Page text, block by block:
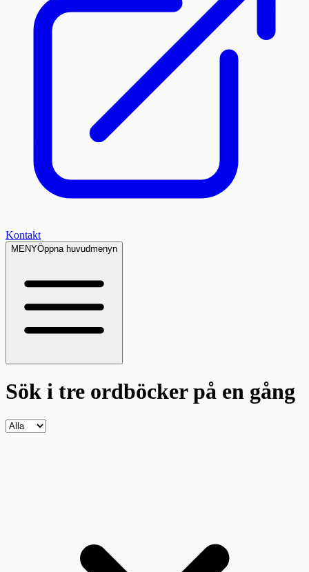
Kontakt
MENYÖppna huvudmenyn
Sök i tre ordböckerpå en gång